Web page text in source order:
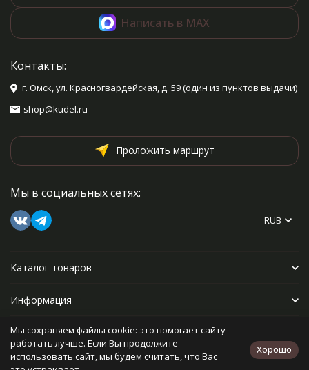
Написать в MAX
Контакты:
г. Омск, ул. Красногвардейская, д. 59 (один из пунктов выдачи)
shop@kudel.ru
Проложить маршрут
Мы в социальных сетях:
RUB
Каталог товаров
Информация
Прочее
Мы сохраняем файлы cookie: это помогает сайту
работать лучше. Если Вы продолжите
использовать сайт, мы будем считать, что Вас
Хорошо